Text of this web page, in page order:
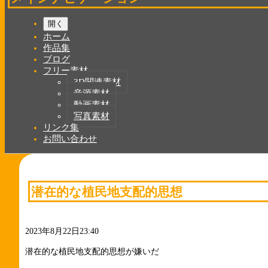
開く
ホーム
作品集
ブログ
フリー素材
3D関連素材
音源素材
動画素材
写真素材
リンク集
お問い合わせ
潜在的な植民地支配的思想
2023年8月22日23:40
潜在的な植民地支配的思想が嫌いだ